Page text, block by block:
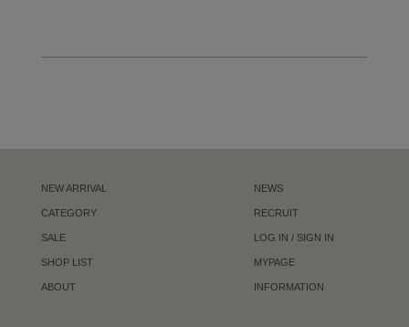
NEW ARRIVAL
CATEGORY
SALE
SHOP LIST
ABOUT
NEWS
RECRUIT
LOG IN / SIGN IN
MYPAGE
INFORMATION